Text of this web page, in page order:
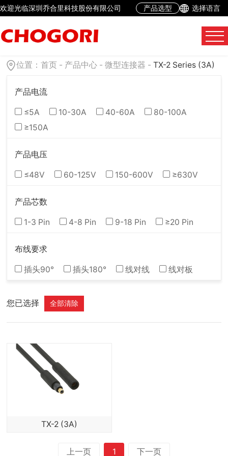
欢迎光临深圳乔合里科技股份有限公司 产品选型 选择语言
位置：首页 - 产品中心 -微型连接器 -TX-2 Series (3A)
产品电流
≤5A 10-30A 40-60A
80-100A
≥150A
产品电压
≤48V 60-125V 150-600V ≥630V
产品芯数
1-3 Pin 4-8 Pin 9-18 Pin ≥20 Pin
布线要求
插头90° 插头180° 线对线 线对板
您已选择 全部清除
TX-2 (3A)
上一页 1 下一页